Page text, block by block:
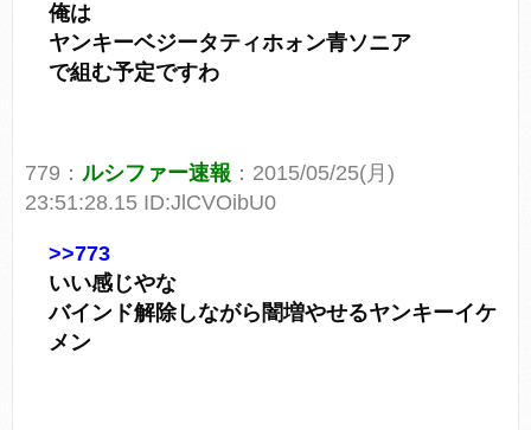
俺は
ヤンキーベジータティホォン青ソニア
で組む予定ですわ
779： ルシファー速報 ：2015/05/25(月)
23:51:28.15 ID:JlCVOibU0
>>773
いい感じやな
バインド解除しながら闇増やせるヤンキーイケ
メン